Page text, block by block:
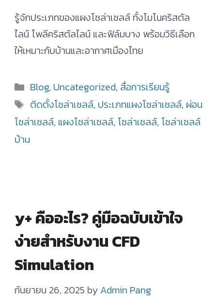
รู้จักประเภทของแผงโซล่าเซลล์ ทั้งโมโนคริสตัล
ไลน์ โพลีคริสตัลไลน์ และฟิล์มบาง พร้อมวิธีเลือก
ให้เหมาะกับบ้านและอากาศเมืองไทย
Categories
Blog, Uncategorized, สื่อการเรียนรู้
Tags
ติดตั้งโซล่าเซลล์, ประเภทแผงโซล่าเซลล์, ผ่อน
โซล่าเซลล์, แผงโซล่าเซลล์, โซล่าเซลล์, โซล่าเซลล์
บ้าน
y+ คืออะไร? คู่มือฉบับเข้าใจ
ง่ายสำหรับงาน CFD
Simulation
กันยายน 26, 2025 by Admin Pang